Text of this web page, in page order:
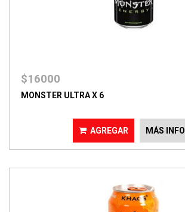
$16000
MONSTER ULTRA X 6
AGREGAR MÁS INFO